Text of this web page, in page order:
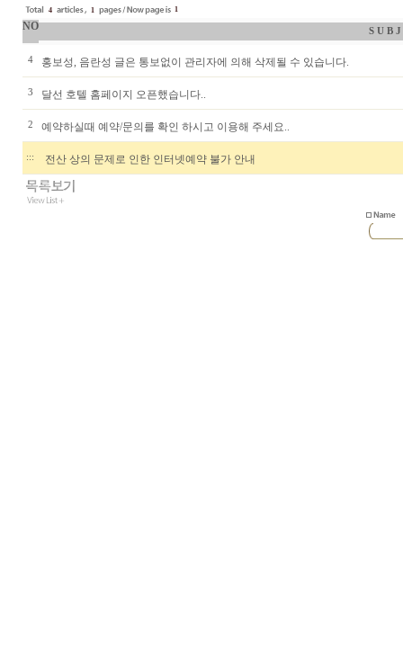
4 1 1
NO S U B
4 홍보성, 음란성 글은 통보없이 관리자에 의해 삭제될 수 있습니다.
3 달선 호텔 홈페이지 오픈했습니다..
2 예약하실때 예약/문의를 확인 하시고 이용해 주세요..
::: 전산 상의 문제로 인한 인터넷예약 불가 안내